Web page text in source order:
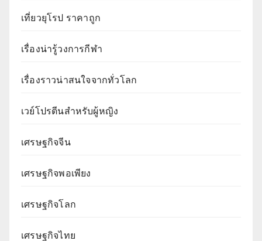
เที่ยวยุโรป ราคาถูก
เรื่องน่ารู้วงการกีฬา
เรื่องราวน่าสนใจจากทั่วโลก
เวย์โปรตีนสำหรับผู้หญิง
เศรษฐกิจจีน
เศรษฐกิจพอเพียง
เศรษฐกิจโลก
เศรษฐกิจไทย